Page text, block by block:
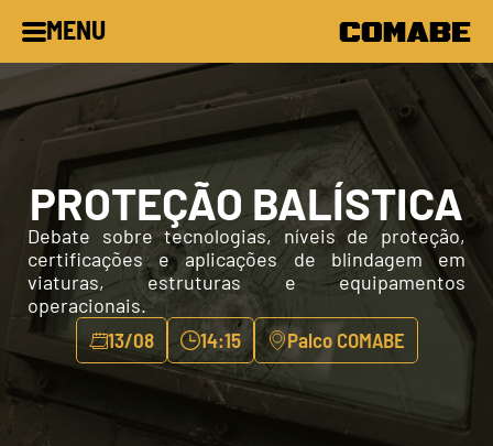
MENU
PROTEÇÃO BALÍSTICA
Debate sobre tecnologias, níveis de proteção,
certificações e aplicações de blindagem em
viaturas, estruturas e equipamentos
operacionais.
13/08 14:15 Palco COMABE